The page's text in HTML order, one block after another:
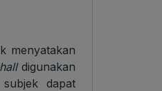
menyatakan
digunakan
dapat